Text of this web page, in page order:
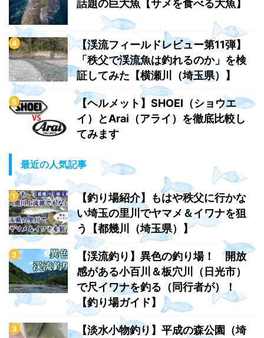
話題の巨大魚【サメを食べる大魚】
【渓流フィールドレビュー第11弾】
「秩父で渓流魚は釣れるのか」を検
証してみた【横瀬川（埼玉県）】
【ヘルメット】SHOEI（ショウエ
イ）とArai（アライ）を徹底比較し
てみます
最近の人気記事
【釣り場紹介】もはや秩父に行かな
い埼玉の里川でヤマメ＆イワナを狙
う【都幾川（埼玉県）】
【渓流釣り】異色の釣り場！ 開放
感がある小百川＆板穴川（日光市）
で尺イワナを釣る（同行者が）！
【釣り場ガイド】
【淡水小物釣り】平成の森公園（埼